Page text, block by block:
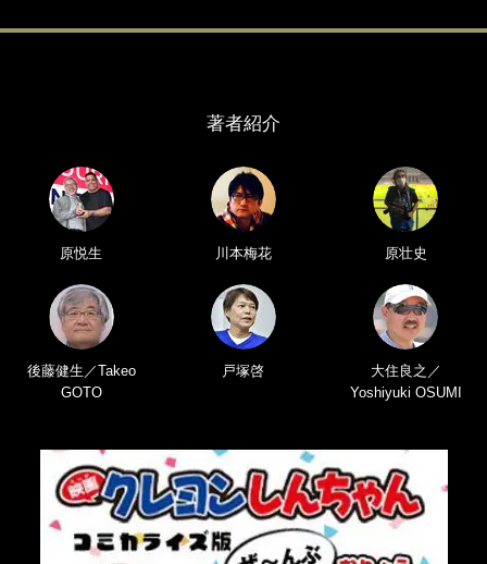
著者紹介
原悦生 川本梅花 原壮史
後藤健生／Takeo
GOTO
戸塚啓
大住良之／
Yoshiyuki OSUMI